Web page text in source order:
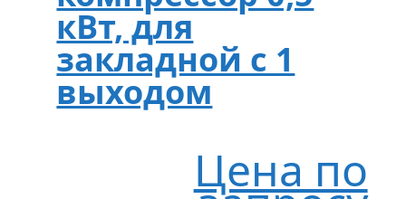
кВт, для
закладной с 1
выходом
Цена по